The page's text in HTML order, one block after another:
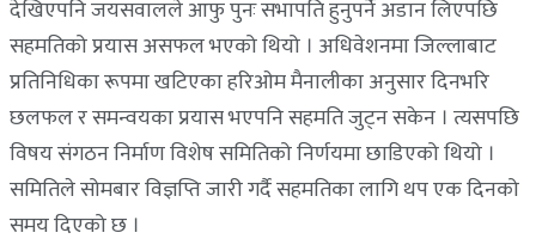
देखिएपनि जयसवालले आफु पुनः सभापति हुनुपर्ने अडान लिएपछि
सहमतिको प्रयास असफल भएको थियो । अधिवेशनमा जिल्लाबाट
प्रतिनिधिका रूपमा खटिएका हरिओम मैनालीका अनुसार दिनभरि
छलफल र समन्वयका प्रयास भएपनि सहमति जुट्न सकेन । त्यसपछि
विषय संगठन निर्माण विशेष समितिको निर्णयमा छाडिएको थियो ।
समितिले सोमबार विज्ञप्ति जारी गर्दै सहमतिका लागि थप एक दिनको
समय दिएको छ ।